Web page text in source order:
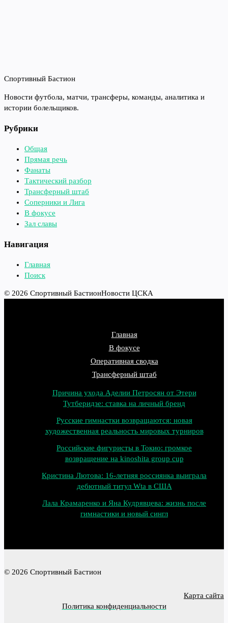
Спортивный Бастион
Новости футбола, матчи, трансферы, команды, аналитика и
истории болельщиков.
Рубрики
Общая
Прямая речь
Фанаты
Тактический разбор
Трансферный штаб
Соперники и Лига
В фокусе
Зал славы
Навигация
Главная
Поиск
© 2026 Спортивный БастионНовости ЦСКА
Главная
В фокусе
Оперативная сводка
Трансферный штаб
Причина ухода Аделии Петросян от Этери
Тутберидзе: ставка на личный бренд
Русские гимнастки возвращаются: новая
художественная реальность мировых турниров
Российские фигуристы в Токио: громкое
возвращение на kinoshita group cup
Кристина Лютова: 16‑летняя россиянка выиграла
дебютный титул Wta в США
Лала Крамаренко и Яна Кудрявцева: жизнь после
гимнастики и новый сингл
© 2026 Спортивный Бастион
Карта сайта
Политика конфиденциальности